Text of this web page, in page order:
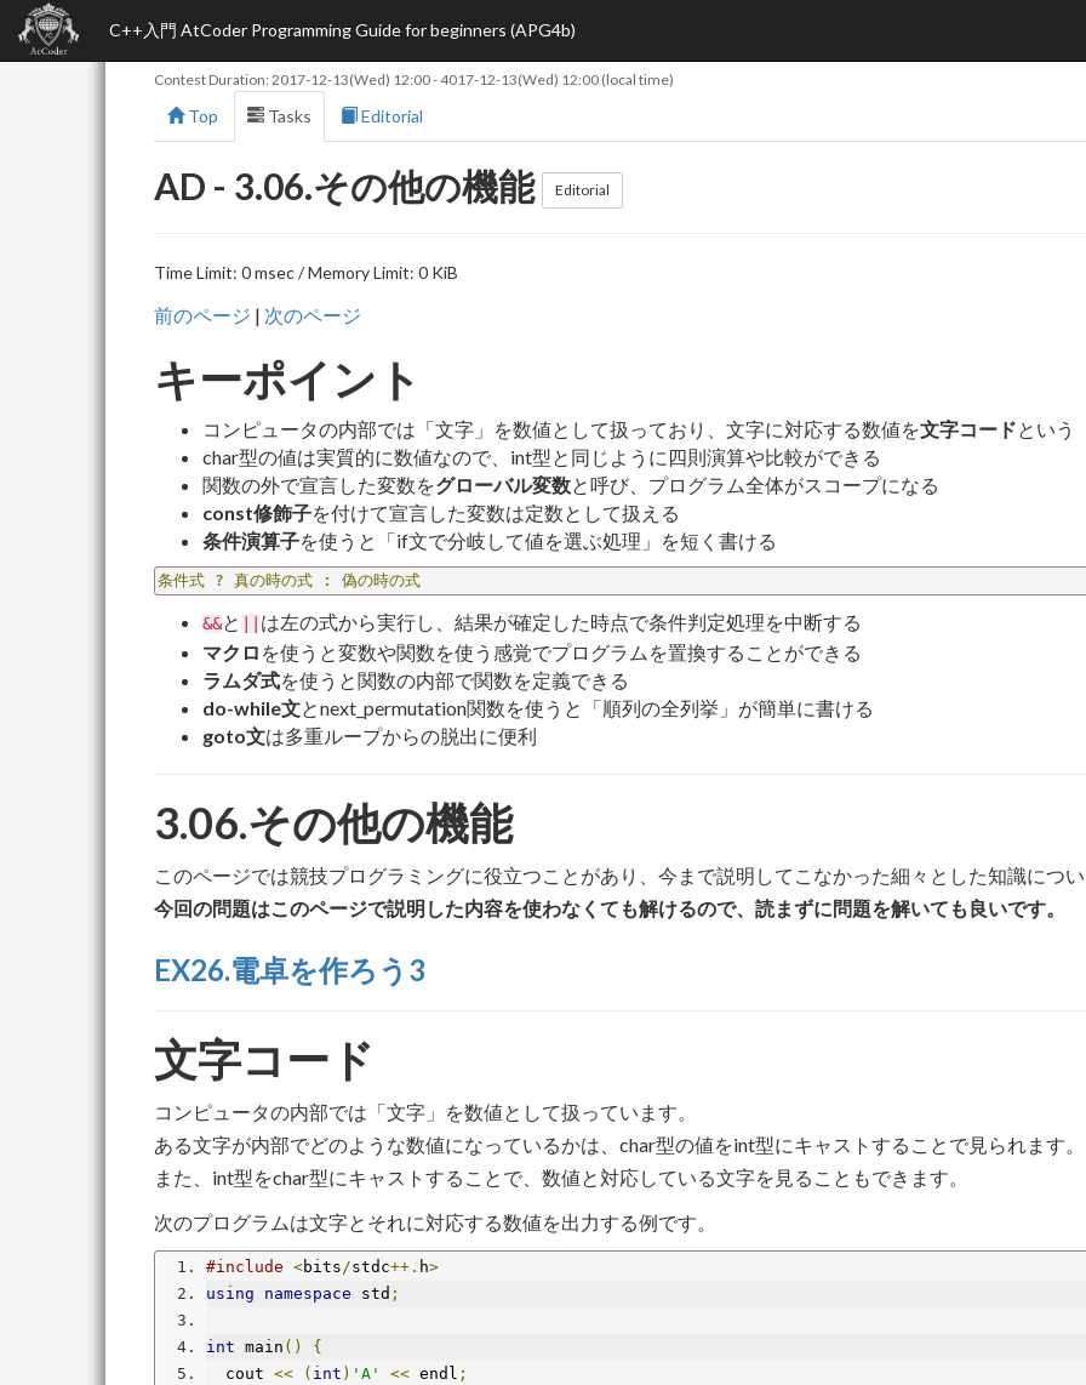
C++入門 AtCoder Programming Guide for beginners (APG4b)
Contest Duration: 2017-12-13(Wed) 12:00-4017-12-13(Wed) 12:00 (local time)
Top Tasks Editorial
AD - 3.06.その他の機能 Editorial
Time Limit: 0 msec / Memory Limit: 0 KiB
前のページ | 次のページ
キーポイント
コンピュータの内部では「文字」を数値として扱っており、文字に対応する数値を文字コードという
char型の値は実質的に数値なので、int型と同じように四則演算や比較ができる
関数の外で宣言した変数をグローバル変数と呼び、プログラム全体がスコープになる
const修飾子を付けて宣言した変数は定数として扱える
条件演算子を使うと「if文で分岐して値を選ぶ処理」を短く書ける
条件式 ? 真の時の式 : 偽の時の式
&&と
は左の式から実行し、結果が確定した時点で条件判定処理を中断する
マクロ を使うと変数や関数を使う感覚でプログラムを置換することができる
ラムダ式を使うと関数の内部で関数を定義できる
do-while文とnext_permutation関数を使うと「順列の全列挙」が簡単に書ける
goto文は多重ループからの脱出に便利
3.06.その他の機能
このページでは競技プログラミングに役立つことがあり、今まで説明してこなかった細々とした知識につ
今回の問題はこのページで説明した内容を使わなくても解けるので、読まずに問題を解いても良いです。
EX26.電卓を作ろう3
文字コード
コンピュータの内部では「文字」を数値として扱っています。
ある文字が内部でどのような数値になっているかは、char型の値をint型にキャストすることで見られます。
また、int型をchar型にキャストすることで、数値と対応している文字を見ることもできます。
次のプログラムは文字とそれに対応する数値を出力する例です。
#include <bits /stdc++. h>
using
namespace std ;
int main ()
{
  cout
<< ( int ) 'A' << endl ;